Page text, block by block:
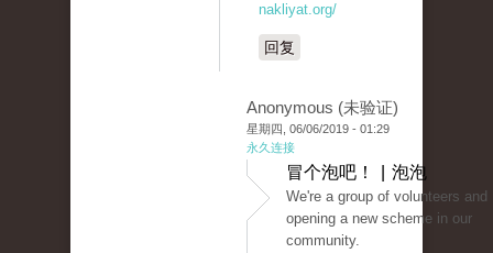
nakliyat.org/
回复
Anonymous (未验证)
星期四, 06/06/2019 - 01:29
永久连接
冒个泡吧！ | 泡泡
We're a group of volunteers and
opening a new scheme in our
community.